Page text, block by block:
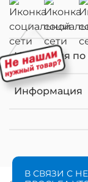
Навигация по
Информация
В СВЯЗИ С